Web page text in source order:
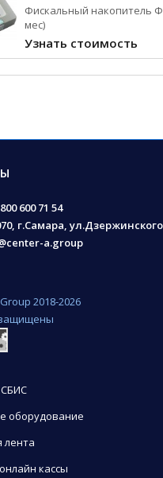
Фискальный накопитель
мес)
Узнать стоимость
600 71 54
г.Самара,
a.group
2018-2026
оборудование
лента
кассы